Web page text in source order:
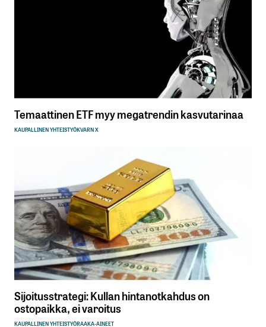
Temaattinen ETF myy megatrendin kasvutarinaa
KAUPALLINEN YHTEISTYÖKVARN X
Sijoitusstrategi: Kullan hintanotkahdus on
ostopaikka, ei varoitus
KAUPALLINEN YHTEISTYÖRAAKA-AINEET